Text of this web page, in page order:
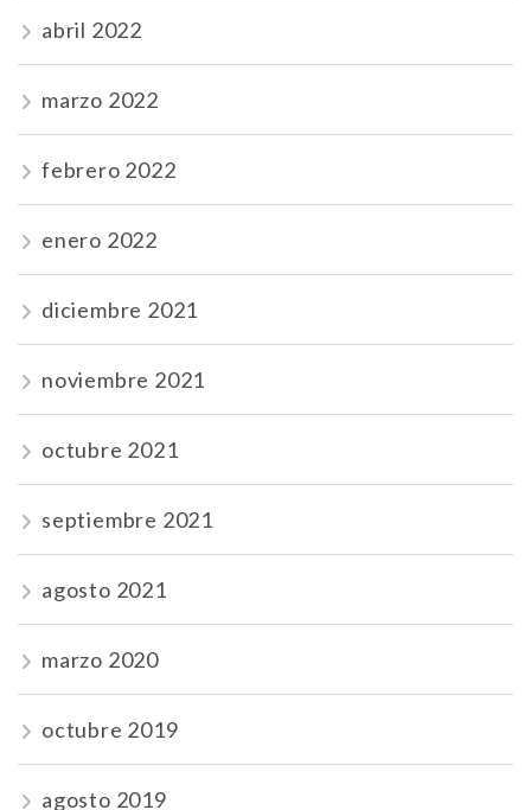
abril 2022
marzo 2022
febrero 2022
enero 2022
diciembre 2021
noviembre 2021
octubre 2021
septiembre 2021
agosto 2021
marzo 2020
octubre 2019
agosto 2019